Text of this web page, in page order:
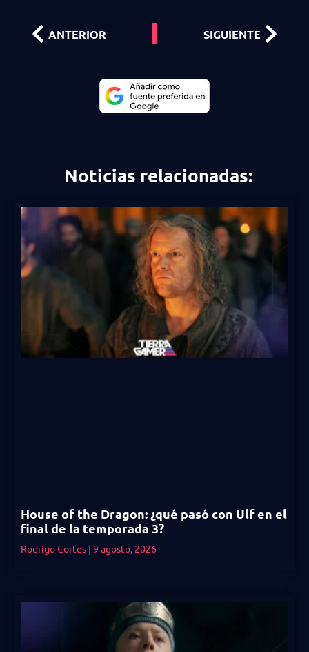
ANTERIOR SIGUIENTE
Noticias relacionadas:
House of the Dragon: ¿qué pasó con Ulf en el
final de la temporada 3?
Rodrigo Cortes 9 agosto, 2026